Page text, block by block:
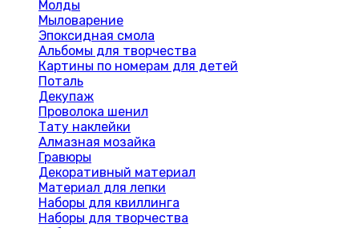
Молды
Мыловарение
Эпоксидная смола
Альбомы для творчества
Картины по номерам для детей
Поталь
Декупаж
Проволока шенил
Тату наклейки
Алмазная мозайка
Гравюры
Декоративный материал
Материал для лепки
Наборы для квиллинга
Наборы для творчества